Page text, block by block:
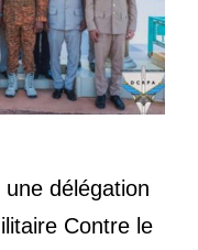
délégation
Contre le